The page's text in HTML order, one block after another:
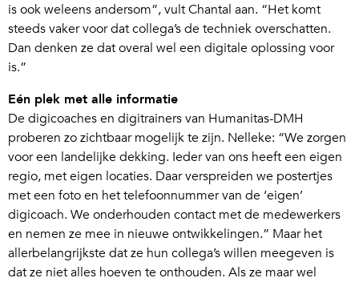
is ook weleens andersom”, vult Chantal aan. “Het komt
steeds vaker voor dat collega’s de techniek overschatten.
Dan denken ze dat overal wel een digitale oplossing voor
is.”
Eén plek met alle informatie
De digicoaches en digitrainers van Humanitas-DMH
proberen zo zichtbaar mogelijk te zijn. Nelleke: “We zorgen
voor een landelijke dekking. Ieder van ons heeft een eigen
regio, met eigen locaties. Daar verspreiden we postertjes
met een foto en het telefoonnummer van de ‘eigen’
digicoach. We onderhouden contact met de medewerkers
en nemen ze mee in nieuwe ontwikkelingen.” Maar het
allerbelangrijkste dat ze hun collega’s willen meegeven is
dat ze niet alles hoeven te onthouden. Als ze maar wel